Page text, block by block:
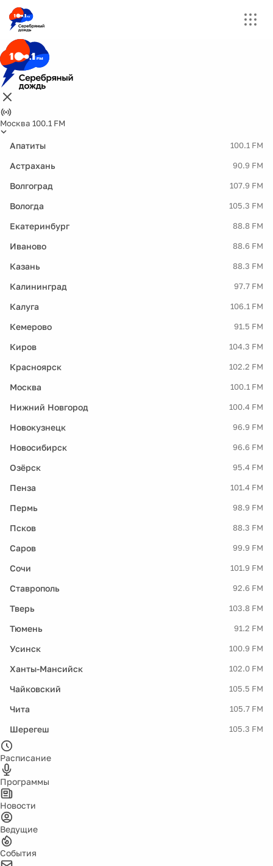
Москва 100.1 FM
Апатиты 100.1 FM
Астрахань 90.9 FM
Волгоград 107.9 FM
Вологда 105.3 FM
Екатеринбург 88.8 FM
Иваново 88.6 FM
Казань 88.3 FM
Калининград 97.7 FM
Калуга 106.1 FM
Кемерово 91.5 FM
Киров 104.3 FM
Красноярск 102.2 FM
Москва 100.1 FM
Нижний Новгород 100.4 FM
Новокузнецк 96.9 FM
Новосибирск 96.6 FM
Озёрск 95.4 FM
Пенза 101.4 FM
Пермь 98.9 FM
Псков 88.3 FM
Саров 99.9 FM
Сочи 101.9 FM
Ставрополь 92.6 FM
Тверь 103.8 FM
Тюмень 91.2 FM
Усинск 100.9 FM
Ханты-Мансийск 102.0 FM
Чайковский 105.5 FM
Чита 105.7 FM
Шерегеш 105.3 FM
Расписание
Программы
Новости
Ведущие
События